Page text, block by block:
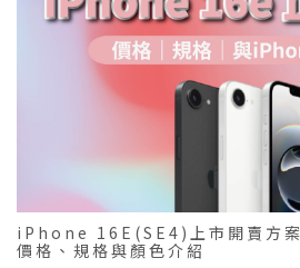
iPhone 16E(SE4)上市開賣方
價格、規格與顏色介紹